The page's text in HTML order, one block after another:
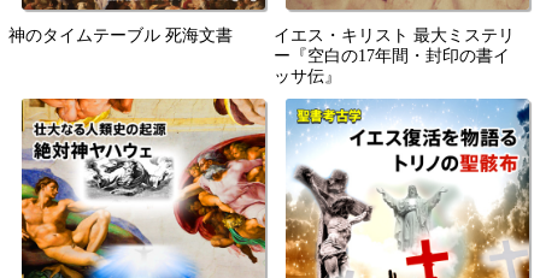
神のタイムテーブル 死海文書
イエス・キリスト 最大ミステリ
ー『空白の17年間・封印の書イ
ッサ伝』